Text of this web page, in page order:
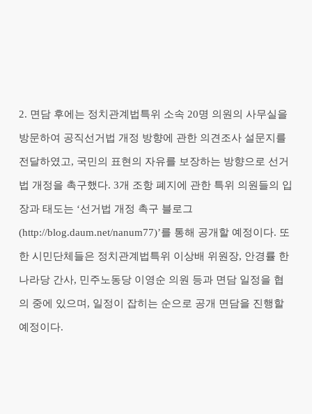
2. 면담 후에는 정치관계법특위 소속 20명 의원의 사무실을
방문하여 공직선거법 개정 방향에 관한 의견조사 설문지를
전달하였고, 국민의 표현의 자유를 보장하는 방향으로 선거
법 개정을 촉구했다. 3개 조항 폐지에 관한 특위 의원들의 입
장과 태도는 ‘선거법 개정 촉구 블로그
(http://blog.daum.net/nanum77)’를 통해 공개할 예정이다. 또
한 시민단체들은 정치관계법특위 이상배 위원장, 안경률 한
나라당 간사, 민주노동당 이영순 의원 등과 면담 일정을 협
의 중에 있으며, 일정이 잡히는 순으로 공개 면담을 진행할
예정이다.